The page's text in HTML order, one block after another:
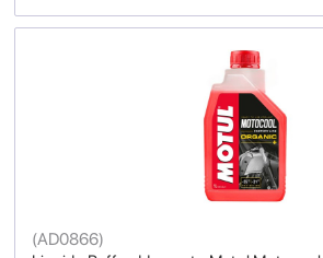
(AD0866)